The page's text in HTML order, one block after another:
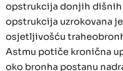
opstrukcija donjih dišnih
opstrukcija uzrokovana
osjetljivošću
Astmu potiče kronična
oko bronha postanu